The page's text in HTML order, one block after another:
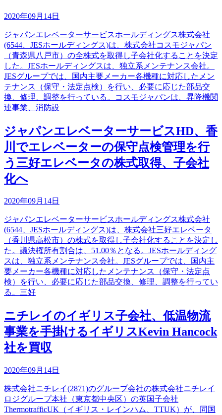
2020年09月14日
ジャパンエレベーターサービスホールディングス株式会社
(6544、JESホールディングス)は、株式会社コスモジャパン
（青森県八戸市）の全株式を取得し子会社化することを決定
した。JESホールディングスは、独立系メンテナンス会社。
JESグループでは、国内主要メーカー各機種に対応したメン
テナンス（保守・法定点検）を行い、必要に応じた部品交
換、修理、調整を行っている。コスモジャパンは、昇降機関
連事業、消防設
ジャパンエレベーターサービスHD、香
川でエレベーターの保守点検管理を行
う三好エレベータの株式取得、子会社
化へ
2020年09月14日
ジャパンエレベーターサービスホールディングス株式会社
(6544、JESホールディングス)は、株式会社三好エレベータ
（香川県高松市）の株式を取得し子会社化することを決定し
た。議決権所有割合は、51.00％となる。JESホールディング
スは、独立系メンテナンス会社。JESグループでは、国内主
要メーカー各機種に対応したメンテナンス（保守・法定点
検）を行い、必要に応じた部品交換、修理、調整を行ってい
る。三好
ニチレイのイギリス子会社、低温物流
事業を手掛けるイギリスKevin Hancock
社を買収
2020年09月14日
株式会社ニチレイ(2871)のグループ会社の株式会社ニチレイ
ロジグループ本社（東京都中央区）の英国子会社
ThermotrafficUK（イギリス・レインハム、TTUK）が、同国